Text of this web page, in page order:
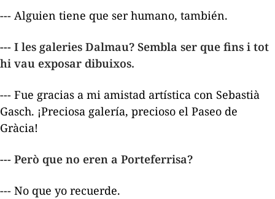
--- Alguien tiene que ser humano, también.
--- I les galeries Dalmau? Sembla ser que fins i tot
hi vau exposar dibuixos.
--- Fue gracias a mi amistad artística con Sebastià
Gasch. ¡Preciosa galería, precioso el Paseo de
Gràcia!
--- Però que no eren a Porteferrisa?
--- No que yo recuerde.